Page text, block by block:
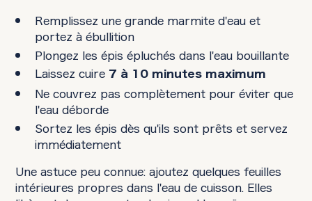
Remplissez une grande marmite d'eau et
portez à ébullition
Plongez les épis épluchés dans l'eau bouillante
Laissez cuire 7 à 10 minutes maximum
Ne couvrez pas complètement pour éviter que
l'eau déborde
Sortez les épis dès qu'ils sont prêts et servez
immédiatement
Une astuce peu connue: ajoutez quelques feuilles
intérieures propres dans l'eau de cuisson. Elles